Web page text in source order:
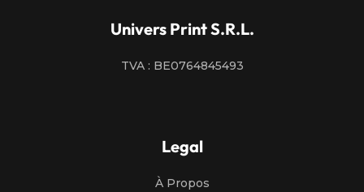
Univers Print S.R.L.
TVA : BE0764845493
Legal
À Propos